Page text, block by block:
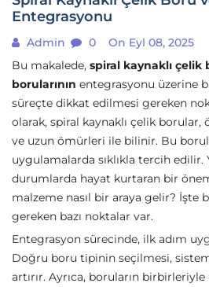
Entegrasyonu
Admin 0
On Eyl 08, 2025
Bu makalede, spiral kaynaklı çelik
borularının entegrasyonu üzerine
süreçte dikkat edilmesi gereken
olarak, spiral kaynaklı çelik borular,
ve uzun ömürleri ile bilinir. Bu
uygulamalarda sıklıkla tercih edilir.
durumlarda hayat kurtaran bir
malzeme nasıl bir araya gelir? İşte
gereken bazı noktalar var.
Entegrasyon sürecinde, ilk adım
Doğru boru tipinin seçilmesi,
artırır. Ayrıca, boruların